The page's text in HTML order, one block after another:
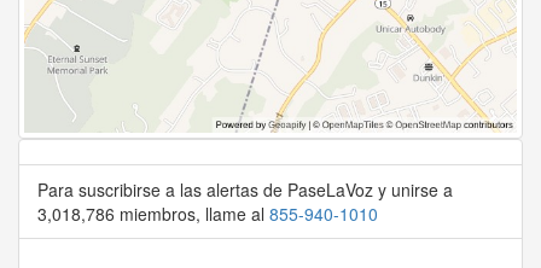
Para suscribirse a las alertas de PaseLaVoz y unirse a
3,018,786 miembros, llame al 855-940-1010